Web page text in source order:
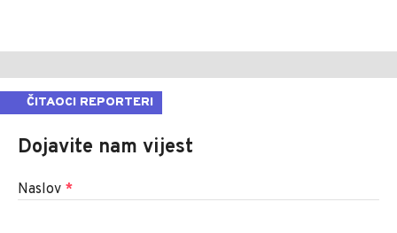
ČITAOCI REPORTERI
Dojavite nam vijest
Naslov *